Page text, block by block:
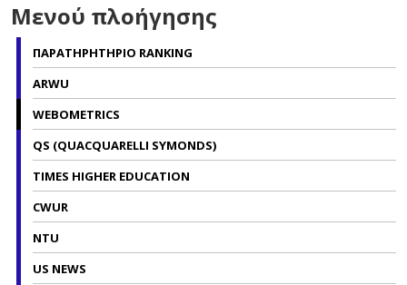
Μενού πλοήγησης
ΠΑΡΑΤΗΡΗΤΗΡΙΟ RANKING
ARWU
WEBOMETRICS
QS (QUACQUARELLI SYMONDS)
TIMES HIGHER EDUCATION
CWUR
NTU
US NEWS